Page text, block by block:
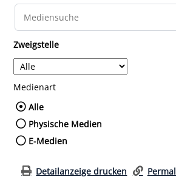
Zweigstelle
Medienart
Wählen Sie die Medienart
Alle
Physische Medien
E-Medien
Detailanzeige drucken